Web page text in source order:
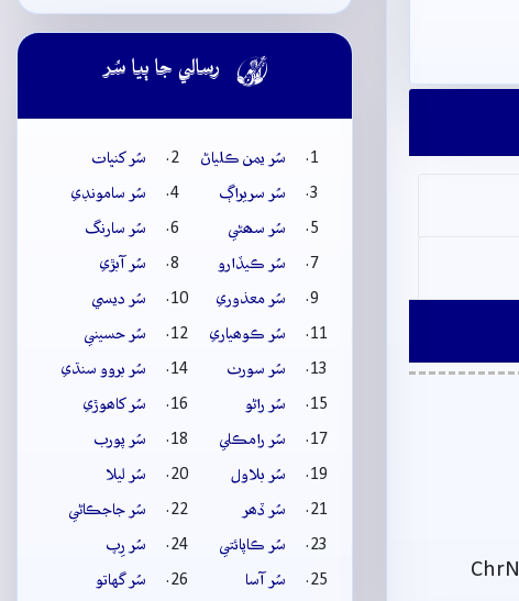
 رسالي جا ٻيا سُر
سُر يمن ڪلياڻ
سُر کنڀات
سُر سريراڳ
سُر سامونڊي
سُر سھڻي
سُر سارنگ
سُر ڪيڏارو
سُر آبڙي
سُر معذوري
سُر ديسي
سُر ڪوھياري
سُر حسيني
سُر سورٺ
سُر بروو سنڌي
سُر راڻو
سُر کاھوڙي
سُر رامڪلي
سُر پورب
سُر بلاول
سُر ليلا
سُر ڏھر
سُر جاجڪاڻي
سُر ڪاپائتي
سُر رِپ
سُر آسا
سُر گهاتو